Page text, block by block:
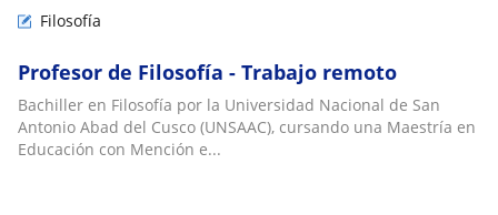
Filosofía
Profesor de Filosofía - Trabajo remoto
Bachiller en Filosofía por la Universidad Nacional de San
Antonio Abad del Cusco (UNSAAC), cursando una Maestría en
Educación con Mención e...